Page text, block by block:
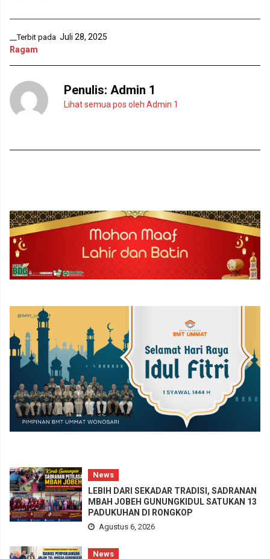
a
u
)
g
a
r
__Terbit pada Juli 28, 2025
Ragam
Penulis: Admin 1
Lihat semua pos oleh Admin 1
News
LEBIH DARI SEKADAR TRADISI, SADRANAN
MBAH JOBEH GUNUNGKIDUL SATUKAN 13
PADUKUHAN DI RONGKOP
Agustus 6, 2026
News